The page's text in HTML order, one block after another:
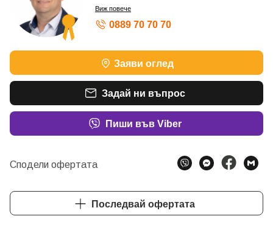
ШАМПИОН ПО ОБОРОТ – БРОНЗОВ
ШАМПИОН ПО ОБОРОТ – БРОНЗОВ
ШАМПИОН ПО ОБОРОТ - БРОНЗОВ
Виж повече
0889 70 70 70
Заяви оглед
Задай ни въпрос
Пиши във Viber
Сподели офертата
Последвай офертата